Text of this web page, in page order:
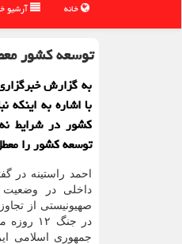
خانه آرشیو
توسعه کشور
به گزارش
با اشاره به
کشور در شرایط
توسعه کشور را
احمد راستینه در
داخلی در
صهیونیستی از
در جنگ
جمهوری اسلامی